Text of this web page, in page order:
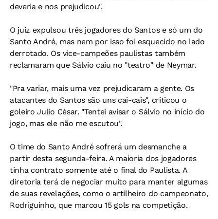
deveria e nos prejudicou".
O juiz expulsou três jogadores do Santos e só um do
Santo André, mas nem por isso foi esquecido no lado
derrotado. Os vice-campeões paulistas também
reclamaram que Sálvio caiu no "teatro" de Neymar.
"Pra variar, mais uma vez prejudicaram a gente. Os
atacantes do Santos são uns cai-cais", criticou o
goleiro Julio César. "Tentei avisar o Sálvio no início do
jogo, mas ele não me escutou".
O time do Santo André sofrerá um desmanche a
partir desta segunda-feira. A maioria dos jogadores
tinha contrato somente até o final do Paulista. A
diretoria terá de negociar muito para manter algumas
de suas revelações, como o artilheiro do campeonato,
Rodriguinho, que marcou 15 gols na competição.